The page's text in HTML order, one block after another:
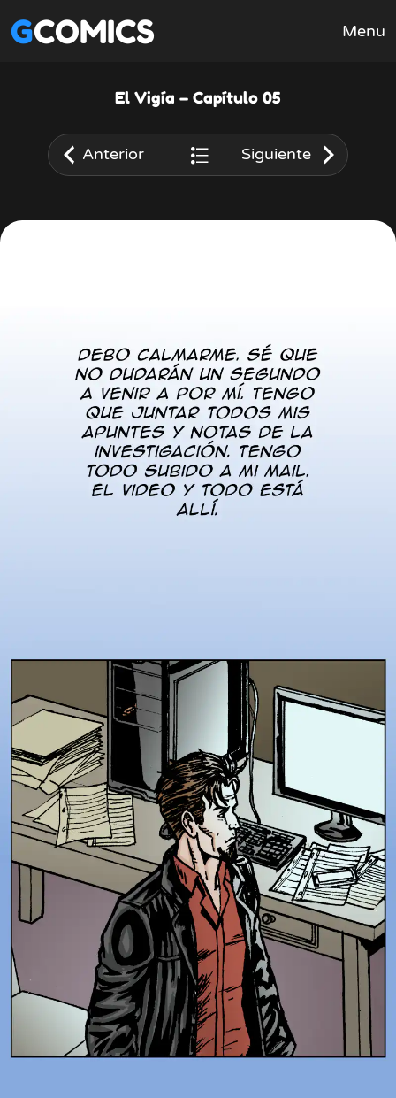
GCOMICS Menu
El Vigía – Capítulo 05
Anterior Siguiente